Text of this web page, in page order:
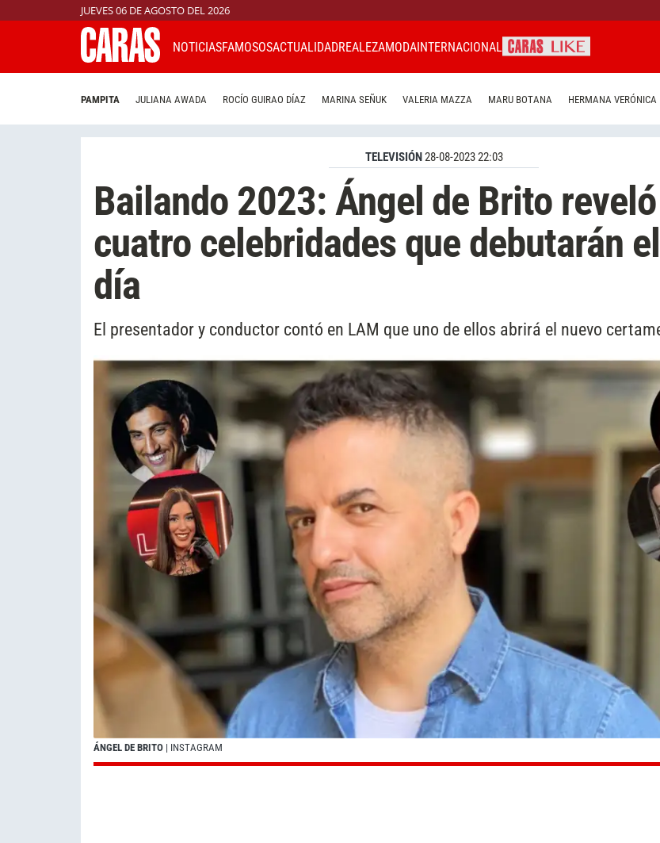
JUEVES 06 DE AGOSTO DEL 2026
NOTICIASFAMOSOSACTUALIDADREALEZAMODAINTERNACIONAL
PAMPITA JULIANA AWADA ROCÍO GUIRAO DÍAZ MARINA SEÑUK VALERIA MAZZA MARU BOTANA HERMANA VERÓNICA
TELEVISIÓN28-08-2023 22:03
Bailando 2023: Ángel de Brito
cuatro celebridades que debutarán
día
El presentador y conductor contó en LAM que uno de ellos abrirá el nuevo
ÁNGEL DE BRITO | INSTAGRAM